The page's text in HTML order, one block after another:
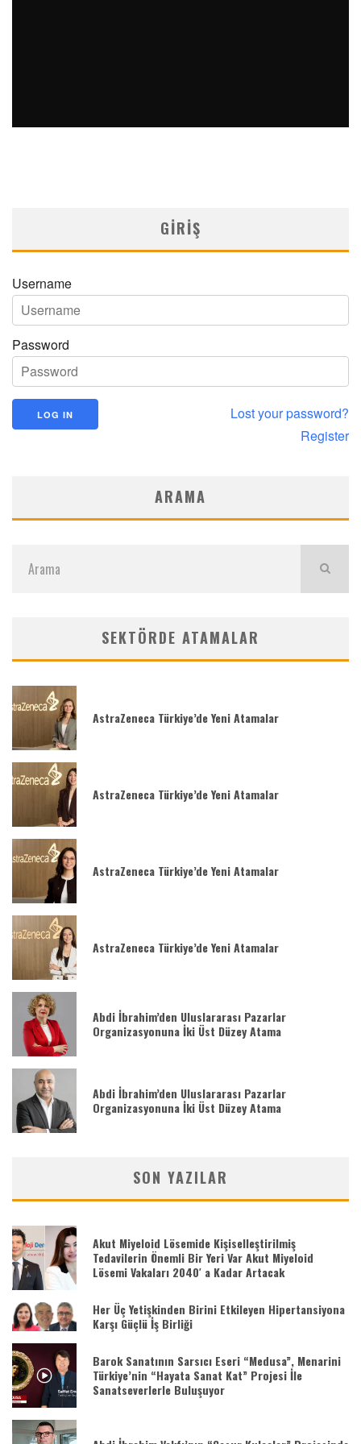
GIRIŞ
Username
Password
Lost your password?
Register
ARAMA
SEKTÖRDE ATAMALAR
AstraZeneca Türkiye’de Yeni Atamalar
AstraZeneca Türkiye’de Yeni Atamalar
AstraZeneca Türkiye’de Yeni Atamalar
AstraZeneca Türkiye’de Yeni Atamalar
Abdi İbrahim’den Uluslararası Pazarlar
Organizasyonuna İki Üst Düzey Atama
Abdi İbrahim’den Uluslararası Pazarlar
Organizasyonuna İki Üst Düzey Atama
SON YAZILAR
Akut Miyeloid Lösemide Kişiselleştirilmiş
Tedavilerin Önemli Bir Yeri Var Akut Miyeloid
Lösemi Vakaları 2040′ a Kadar Artacak
Her Üç Yetişkinden Birini Etkileyen Hipertansiyona
Karşı Güçlü İş Birliği
Barok Sanatının Sarsıcı Eseri “Medusa”, Menarini
Türkiye’nin “Hayata Sanat Kat” Projesi İle
Sanatseverlerle Buluşuyor